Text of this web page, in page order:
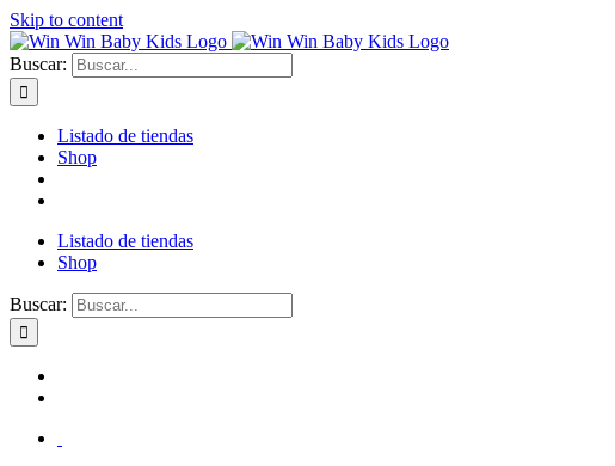
Skip to content
Buscar:
Listado de tiendas
Shop
Listado de tiendas
Shop
Buscar: